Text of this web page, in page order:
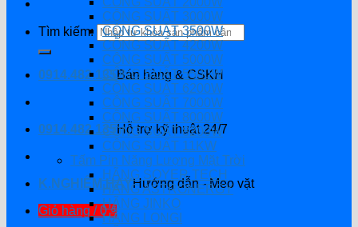
Tìm kiếm:
0914.482.135Bán hàng & CSKH
0914.482.135Hỗ trợ kỹ thuật 24/7
K.NGHIỆM HAYHướng dẫn - Mẹo vặt
Giỏ hàng /0₫
CÔNG SUẤT 3000W
CÔNG SUẤT 3500W
CÔNG SUẤT 4200W
CÔNG SUẤT 5000W
CÔNG SUẤT 5500W
CÔNG SUẤT 6200W
CÔNG SUẤT 7000W
CÔNG SUẤT 8000W
CÔNG SUẤT 8200W
CÔNG SUẤT 11KW
Tấm Pin Năng Lượng Mặt Trời
HÃNG SOYER TECH
HÃNG ASTRONERGY
HÃNG JINKO
HÃNG LONGI